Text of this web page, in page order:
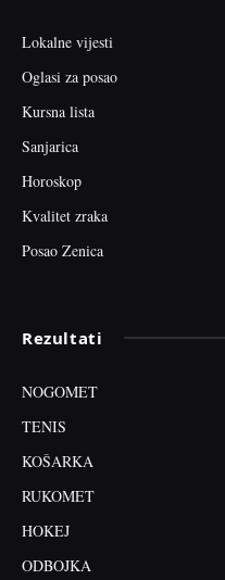
Lokalne vijesti
Oglasi za posao
Kursna lista
Sanjarica
Horoskop
Kvalitet zraka
Posao Zenica
Rezultati
NOGOMET
TENIS
KOŠARKA
RUKOMET
HOKEJ
ODBOJKA